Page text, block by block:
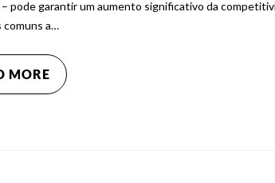
pode garantir um aumento significativo da
comuns a…
MORE